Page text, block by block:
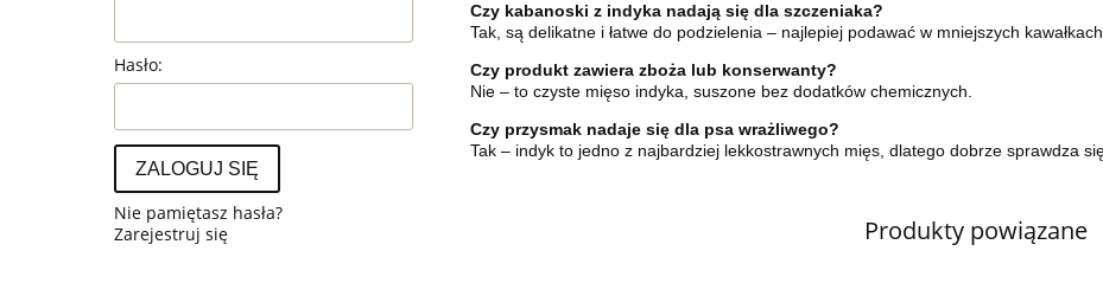
Hasło:
ZALOGUJ SIĘ
Nie pamiętasz hasła?
Zarejestruj się
Czy kabanoski z indyka nadają się dla szczeniaka?
Tak, są delikatne i łatwe do podzielenia – najlepiej podawać w mniejszych
Czy produkt zawiera zboża lub konserwanty?
Nie – to czyste mięso indyka, suszone bez dodatków chemicznych.
Czy przysmak nadaje się dla psa wrażliwego?
Tak – indyk to jedno z najbardziej lekkostrawnych mięs, dlatego dobrze sprawdza
Produkty powiązane